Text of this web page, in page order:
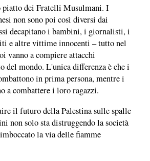
piatto dei Fratelli Musulmani. I
non sono poi così diversi dai
decapitano i bambini, i giornalisti, i
e altre vittime innocenti – tutto nel
vanno a compiere attacchi
del mondo. L'unica differenza è che i
in prima persona, mentre i
a combattere i loro ragazzi.
il futuro della Palestina sulle spalle
non solo sta distruggendo la società
la via delle fiamme